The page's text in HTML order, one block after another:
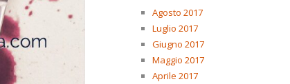
Agosto 2017
Luglio 2017
Giugno 2017
Maggio 2017
Aprile 2017